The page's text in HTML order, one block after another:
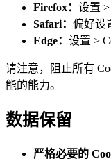
Firefox： 设置
Safari： 偏好设
Edge： 设置 >
请注意，阻止所有
能的能力。
数据保留
严格必要的